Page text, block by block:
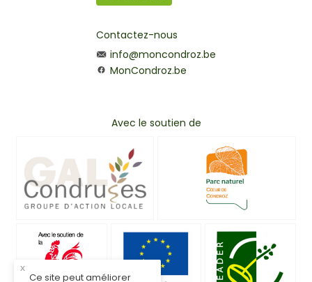
Contactez-nous
info@moncondroz.be
MonCondroz.be
Avec le soutien de
x
Ce site peut améliorer